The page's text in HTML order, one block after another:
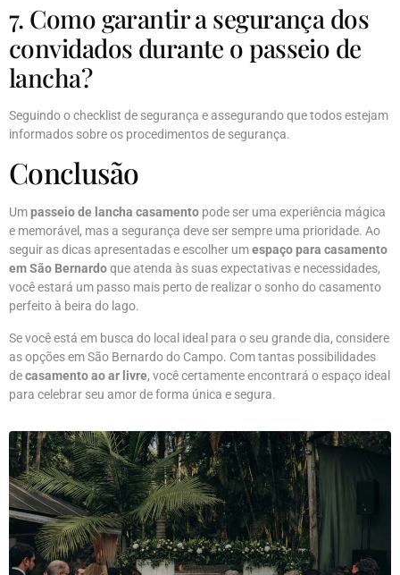
7. Como garantir a segurança dos
convidados durante o passeio de
lancha?
Seguindo o checklist de segurança e assegurando que todos estejam
informados sobre os procedimentos de segurança.
Conclusão
Umpasseio de lancha casamento pode ser uma experiência mágica
e memorável, mas a segurança deve ser sempre uma prioridade. Ao
seguir as dicas apresentadas e escolher umespaço para casamento
em São Bernardoque atenda às suas expectativas e necessidades,
você estará um passo mais perto de realizar o sonho do casamento
perfeito à beira do lago.
Se você está em busca do local ideal para o seu grande dia, considere
as opções em São Bernardo do Campo. Com tantas possibilidades
decasamento ao ar livre, você certamente encontrará o espaço ideal
para celebrar seu amor de forma única e segura.